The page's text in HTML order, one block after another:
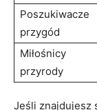
Poszukiwacze
przygód
Miłośnicy
przyrody
Jeśli znajdujesz